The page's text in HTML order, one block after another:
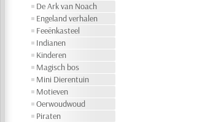
De Ark van Noach
Engeland verhalen
Feeënkasteel
Indianen
Kinderen
Magisch bos
Mini Dierentuin
Motieven
Oerwoudwoud
Piraten